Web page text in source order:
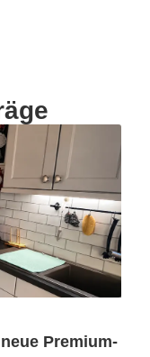
Premium-